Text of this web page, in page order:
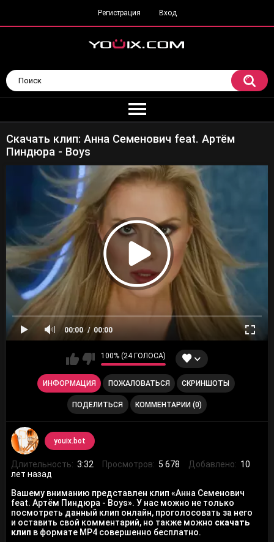
Регистрация Вход
Скачать клип: Анна Семенович feat. Артём
Пиндюра - Boys
00:00 00:00
100% (24 ГОЛОСА)
ИНФОРМАЦИЯ ПОЖАЛОВАТЬСЯ СКРИНШОТЫ
ПОДЕЛИТЬСЯ КОММЕНТАРИИ (0)
youix.bot
Длительность: 3:32 Просмотров: 5 678 Добавлено: 10
лет назад
Вашему вниманию представлен клип «Анна Семенович
feat. Артём Пиндюра - Boys». У нас можно не только
посмотреть данный клип онлайн, проголосовать за него
и оставить свой комментарий, но также можно скачать
клип в формате MP4 совершенно бесплатно.